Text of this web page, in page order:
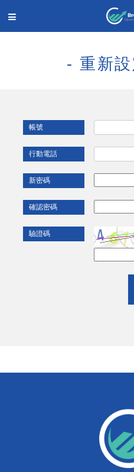
- 重新
帳號
行動電話
新密碼
確認密碼
驗證碼